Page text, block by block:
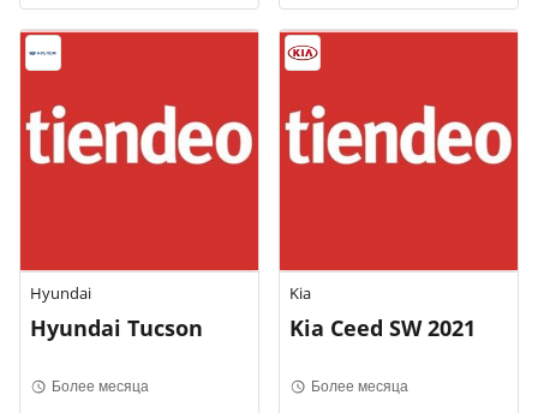
Hyundai
Hyundai Tucson
Более месяца
Kia
Kia Ceed SW 2021
Более месяца